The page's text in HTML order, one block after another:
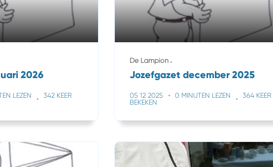
2026
LEZEN
342 KEER
De Lampion
Jozefgazet december 2025
05 12 2025 0 MINUTEN LEZEN
364 KEER
BEKEKEN